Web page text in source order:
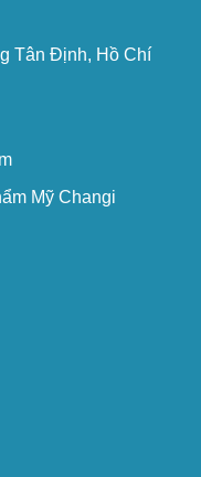
Tân Định, Hồ Chí
Mỹ Changi